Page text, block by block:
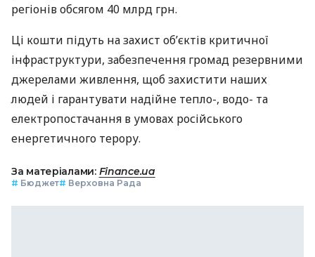
регіонів обсягом 40 млрд грн.
Ці кошти підуть на захист об’єктів критичної
інфраструктури, забезпечення громад резервними
джерелами живлення, щоб захистити наших
людей і гарантувати надійне тепло-, водо- та
електропостачання в умовах російського
енергетичного терору.
За матеріалами: Finance.ua
# Бюджет# Верховна Рада